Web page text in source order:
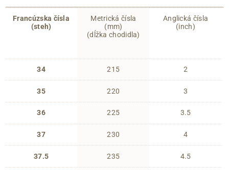
Francúzska čísla
(steh)
34
35
36
37
37.5
Metrická čísla
(mm)
(dĺžka chodidla)
215
220
225
230
235
Anglická čísla
(inch)
2
3
3.5
4
4.5